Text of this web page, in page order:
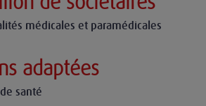
médicales et paramédicales
adaptées
santé